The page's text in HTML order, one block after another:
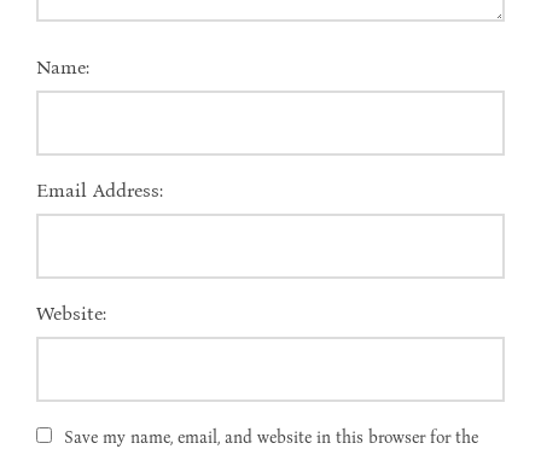
Name:
Email Address:
Website:
Save my name, email, and website in this browser for the